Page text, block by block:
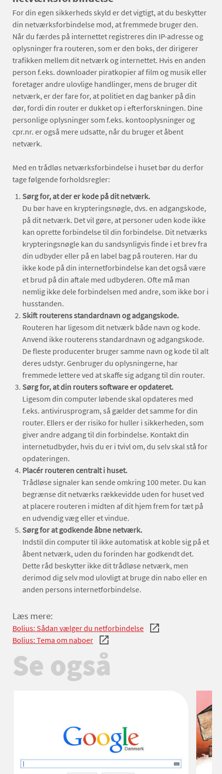
For din egen sikkerheds skyld er det vigtigt, at du beskytter
din netværksforbindelse mod, at fremmede bruger den.
Når du færdes på internettet registreres din IP-adresse og
oplysninger fra routeren, som er den boks, der dirigerer
trafikken mellem dit netværk og internettet. Hvis en anden
person f.eks. downloader piratkopier af film og musik eller
foretager andre ulovlige handlinger, mens de bruger dit
netværk, er der fare for, at politiet en dag banker på din
dør, fordi din router er dukket op i efterforskningen. Dine
personlige oplysninger som f.eks. kontooplysninger og
cpr.nr. er også mere udsatte, når du bruger et åbent
netværk.
Med en trådløs netværksforbindelse i huset bør du derfor
tage følgende forholdsregler:
Sørg for, at der er kode på dit netværk.
Du bør have en krypteringsnøgle, dvs. en adgangskode,
på dit netværk. Det vil gøre, at personer uden kode ikke
kan oprette forbindelse til din forbindelse. Dit netværks
krypteringsnøgle kan du sandsynligvis finde i et brev fra
din udbyder eller på en label bag på routeren. Har du
ikke kode på din internetforbindelse kan det også være
et brud på din aftale med udbyderen. Ofte må man
nemlig ikke dele forbindelsen med andre, som ikke bor i
husstanden.
Skift routerens standardnavn og adgangskode.
Routeren har ligesom dit netværk både navn og kode.
Anvend ikke routerens standardnavn og adgangskode.
De fleste producenter bruger samme navn og kode til alt
deres udstyr. Genbruger du oplysningerne, har
fremmede lettere ved at skaffe sig adgang til din router.
Sørg for, at din routers software er opdateret.
Ligesom din computer løbende skal opdateres med
f.eks. antivirusprogram, så gælder det samme for din
router. Ellers er der risiko for huller i sikkerheden, som
giver andre adgang til din forbindelse. Kontakt din
internetudbyder, hvis du er i tvivl om, du selv skal stå for
opdateringen.
Placér routeren centralt i huset.
Trådløse signaler kan sende omkring 100 meter. Du kan
begrænse dit netværks rækkevidde uden for huset ved
at placere routeren i midten af dit hjem frem for tæt på
en udvendig væg eller et vindue.
Sørg for at godkende åbne netværk.
Indstil din computer til ikke automatisk at koble sig på et
åbent netværk, uden du forinden har godkendt det.
Dette råd beskytter ikke dit trådløse netværk, men
derimod dig selv mod ulovligt at bruge din nabo eller en
anden persons internetforbindelse.
Læs mere:
Bolius: Sådan vælger du netforbindelse
Bolius: Tema om naboer
Se også